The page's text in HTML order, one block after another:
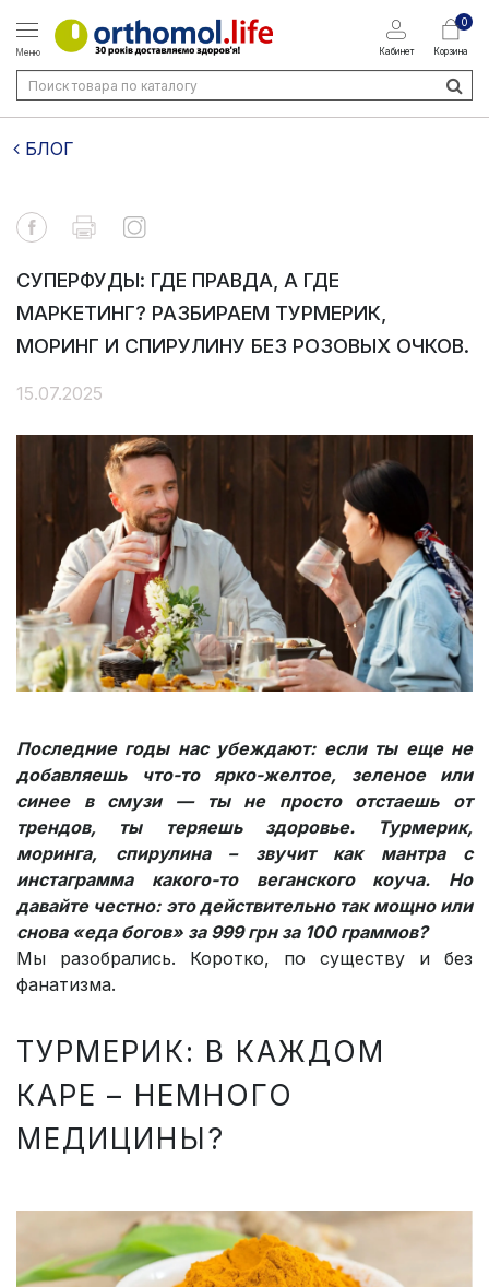
Меню Кабинет
0
Корзина
БЛОГ
СУПЕРФУДЫ: ГДЕ ПРАВДА, А ГДЕ
МАРКЕТИНГ? РАЗБИРАЕМ ТУРМЕРИК,
МОРИНГ И СПИРУЛИНУ БЕЗ РОЗОВЫХ ОЧКОВ.
15.07.2025
Последние годы нас убеждают: если ты еще не
добавляешь что-то ярко-желтое, зеленое или
синее в смузи — ты не просто отстаешь от
трендов, ты теряешь здоровье. Турмерик,
моринга, спирулина – звучит как мантра с
инстаграмма какого-то веганского коуча. Но
давайте честно: это действительно так мощно или
снова «еда богов» за 999 грн за 100 граммов?
Мы разобрались. Коротко, по существу и без
фанатизма.
ТУРМЕРИК: В КАЖДОМ
КАРЕ – НЕМНОГО
МЕДИЦИНЫ?